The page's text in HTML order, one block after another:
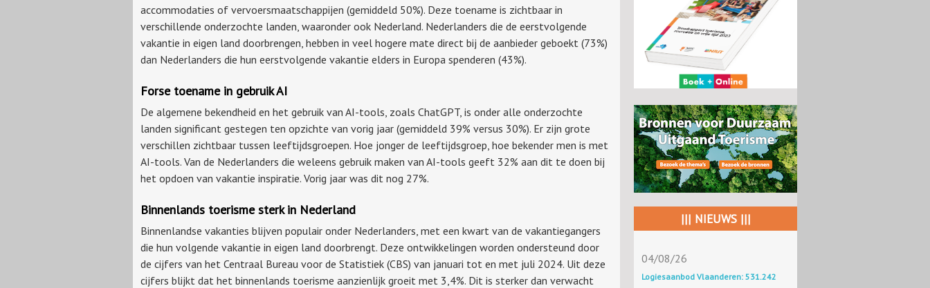
accommodaties of vervoersmaatschappijen (gemiddeld 50%). Deze toename is zichtbaar in
verschillende onderzochte landen, waaronder ook Nederland. Nederlanders die de eerstvolgende
vakantie in eigen land doorbrengen, hebben in veel hogere mate direct bij de aanbieder geboekt (73%)
dan Nederlanders die hun eerstvolgende vakantie elders in Europa spenderen (43%).
Forse toename in gebruik AI
De algemene bekendheid en het gebruik van AI-tools, zoals ChatGPT, is onder alle onderzochte
landen significant gestegen ten opzichte van vorig jaar (gemiddeld 39% versus 30%). Er zijn grote
verschillen zichtbaar tussen leeftijdsgroepen. Hoe jonger de leeftijdsgroep, hoe bekender men is met
AI-tools. Van de Nederlanders die weleens gebruik maken van AI-tools geeft 32% aan dit te doen bij
het opdoen van vakantie inspiratie. Vorig jaar was dit nog 27%.
Binnenlands toerisme sterk in Nederland
Binnenlandse vakanties blijven populair onder Nederlanders, met een kwart van de vakantiegangers
die hun volgende vakantie in eigen land doorbrengt. Deze ontwikkelingen worden ondersteund door
de cijfers van het Centraal Bureau voor de Statistiek (CBS) van januari tot en met juli 2024. Uit deze
cijfers blijkt dat het binnenlands toerisme aanzienlijk groeit met 3,4%. Dit is sterker dan verwacht
||| NIEUWS |||
04/08/26
Logiesaanbod Vlaanderen: 531.242